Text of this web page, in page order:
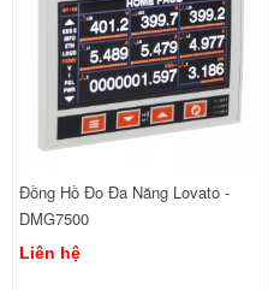
Đồng Hồ Đo Đa Năng Lovato -
DMG7500
Liên hệ